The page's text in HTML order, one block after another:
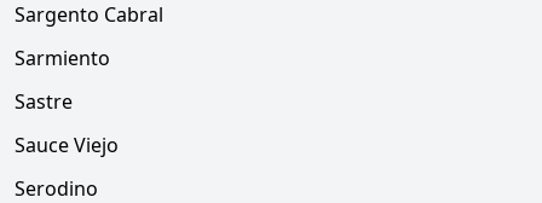
Sargento Cabral
Sarmiento
Sastre
Sauce Viejo
Serodino